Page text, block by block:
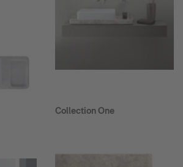
Collection One